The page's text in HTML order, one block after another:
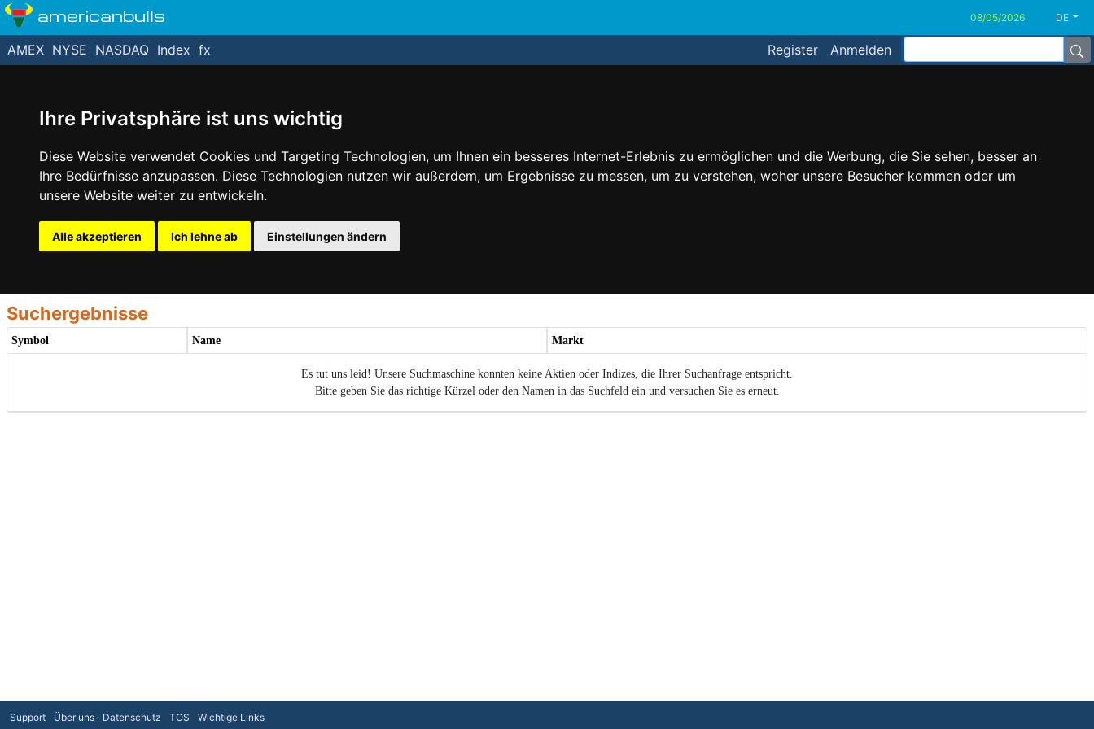
Ihre Privatsphäre ist uns wichtig
Diese Website verwendet Cookies und Targeting Technologien, um Ihnen ein besseres Internet-Erlebnis zu ermöglichen und die Werbung, die Sie sehen, besser an
Ihre Bedürfnisse anzupassen. Diese Technologien nutzen wir außerdem, um Ergebnisse zu messen, um zu verstehen, woher unsere Besucher kommen oder um
unsere Website weiter zu entwickeln.
Alle akzeptieren Ich lehne ab Einstellungen ändern
americanbulls DE
Register Anmelden
AMEX NYSE NASDAQ Index fx
Suchergebnisse
Symbol Name Markt
Es tut uns leid! Unsere Suchmaschine konnten keine Aktien oder Indizes, die Ihrer Suchanfrage entspricht.
Bitte geben Sie das richtige Kürzel oder den Namen in das Suchfeld ein und versuchen Sie es erneut.
Support Über uns Datenschutz TOS Wichtige Links